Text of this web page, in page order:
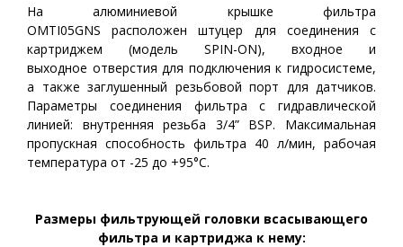
На алюминиевой крышке фильтра
OMTI05GNSрасположен штуцер для соединения с
картриджем (модель SPIN-ON), входное и
выходное отверстия для подключения к гидросистеме,
а также заглушенный резьбовой порт для датчиков.
Параметры соединения фильтра с гидравлической
линией: внутренняя резьба 3/4” BSP. Максимальная
пропускная способность фильтра 40 л/мин, рабочая
температура от -25 до +95°C.
Размеры фильтрующей головки всасывающего
фильтра и картриджа к нему: